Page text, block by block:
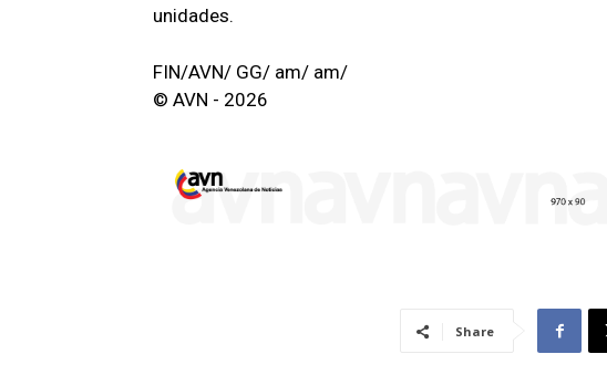
unidades.
FIN/AVN/ GG/ am/ am/
© AVN - 2026
Share